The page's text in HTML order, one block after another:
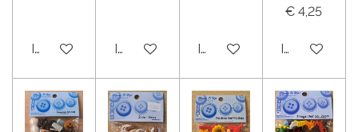
In winkelwagenIn winkelwagenIn winkelwagen
€ 4,25
In